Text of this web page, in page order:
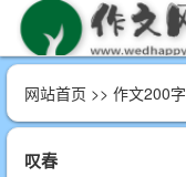
网站首页 >> 作文200字
叹春